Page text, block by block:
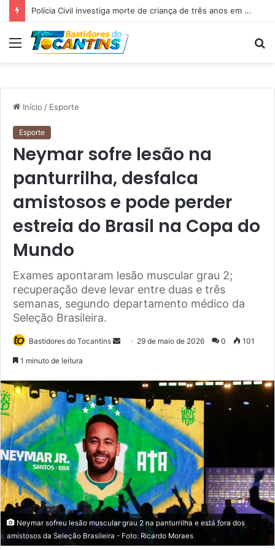
Polícia Civil investiga morte de criança de três anos em Palmas; pai é suspeito de agressão
Menu
Início / Esporte
Esporte
Neymar sofre lesão na
panturrilha, desfalca
amistosos e pode perder
estreia do Brasil na Copa do
Mundo
Exames apontaram lesão muscular grau 2;
recuperação deve levar entre duas e três
semanas, segundo departamento médico da
Seleção Brasileira.
Bastidores do Tocantins
e
u
e
m
a
i
29 de maio de 2026 0 101
1 minuto de leitura
Neymar sofreu lesão muscular grau 2 na panturrilha e está fora dos
amistosos da Seleção Brasileira - Foto: Ricardo Moraes